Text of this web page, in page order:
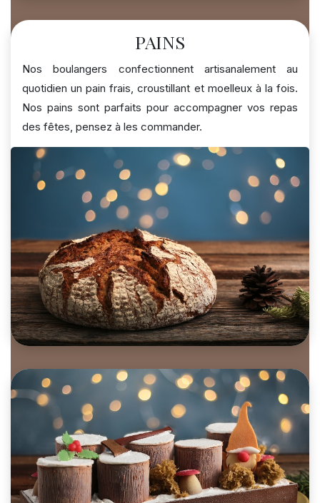
PAINS
Nos boulangers confectionnent artisanalement au
quotidien un pain frais, croustillant et moelleux à la fois.
Nos pains sont parfaits pour accompagner vos repas
des fêtes, pensez à les commander.